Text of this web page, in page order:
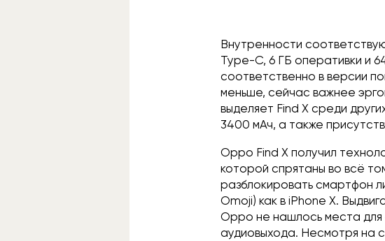
Внутренности
Type-C, 6 ГБ оперативки и
соответственно в версии
меньше, сейчас важнее
выделяет Find X среди
3400 мАч, а также
Oppo Find X получил
которой спрятаны во всё
разблокировать смартфон
Omoji) как в iPhone X.
Oppo не нашлось места для
аудиовыхода. Несмотря на